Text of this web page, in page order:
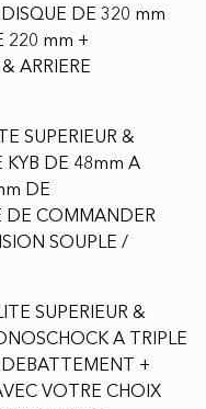
DE 320 mm
220 mm +
ARRIERE
SUPERIEUR &
KYB DE 48mm A
DE
DE COMMANDER
SOUPLE /
SUPERIEUR &
A TRIPLE
+
VOTRE CHOIX